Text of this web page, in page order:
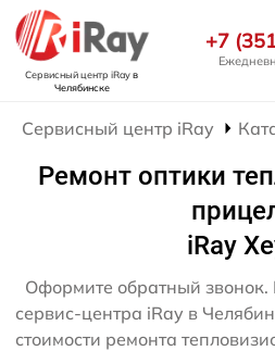
Сервисный центр iRayв
Челябинске
+7
Сервисный центр iRay
Ремонт оптики
iRay
Оформите обратный
сервис-центра iRay в
стоимости ремонта